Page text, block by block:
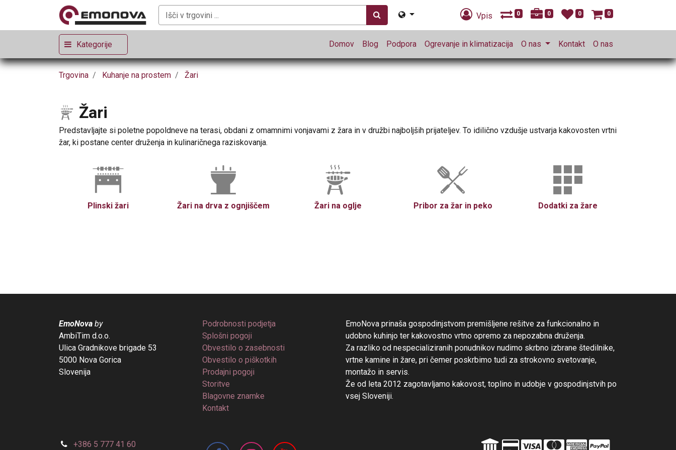
Vpis 0 0 0 0
Kategorije Domov Blog Podpora Ogrevanje in klimatizacija O nas Kontakt O nas
Trgovina Kuhanje na prostem Žari
Žari
Predstavljajte si poletne popoldneve na terasi, obdani z omamnimi vonjavami z žara in v družbi najboljših prijateljev. To idilično vzdušje ustvarja kakovosten vrtni
žar, ki postane center druženja in kulinaričnega raziskovanja.
Plinski žari Žari na drva z ognjiščem Žari na oglje Pribor za žar in peko Dodatki za žare
EmoNova by
AmbiTim d.o.o.
Ulica Gradnikove brigade 53
5000 Nova Gorica
Slovenija
Podrobnosti podjetja
Splošni pogoji
Obvestilo o zasebnosti
Obvestilo o piškotkih
Prodajni pogoji
Storitve
Blagovne znamke
Kontakt
EmoNova prinaša gospodinjstvom premišljene rešitve za funkcionalno in
udobno kuhinjo ter kakovostno vrtno opremo za nepozabna druženja.
Za razliko od nespecializiranih ponudnikov nudimo skrbno izbrane štedilnike,
vrtne kamine in žare, pri čemer poskrbimo tudi za strokovno svetovanje,
montažo in servis.
Že od leta 2012 zagotavljamo kakovost, toplino in udobje v gospodinjstvih po
vsej Sloveniji.
+386 5 777 41 60